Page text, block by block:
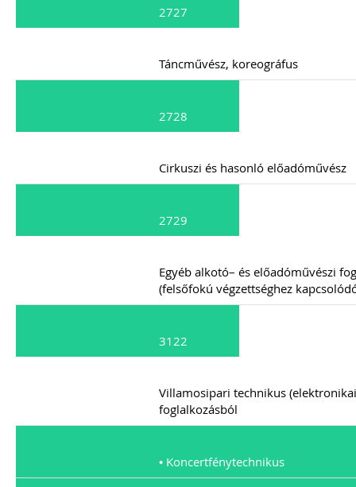
2727
Táncművész, koreográfus
2728
Cirkuszi és hasonló előadóművész
2729
Egyéb alkotó– és előadóművészi
(felsőfokú végzettséghez
3122
Villamosipari technikus
foglalkozásból
• Koncertfénytechnikus